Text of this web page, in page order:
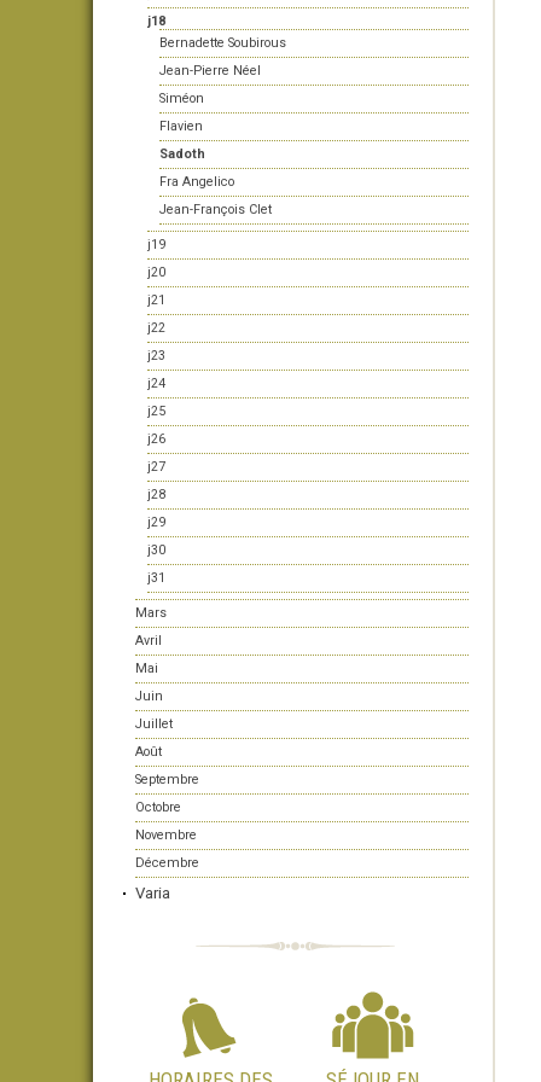
j18
Bernadette Soubirous
Jean-Pierre Néel
Siméon
Flavien
Sadoth
Fra Angelico
Jean-François Clet
j19
j20
j21
j22
j23
j24
j25
j26
j27
j28
j29
j30
j31
Mars
Avril
Mai
Juin
Juillet
Août
Septembre
Octobre
Novembre
Décembre
Varia